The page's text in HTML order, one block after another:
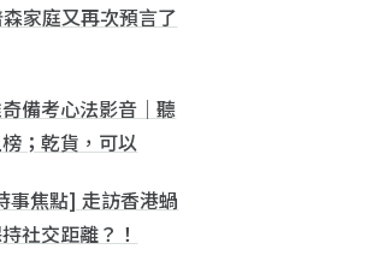
家庭又再次預言了
備考心法影音｜聽
；乾貨，可以
事焦點] 走訪香港蝸
社交距離？！